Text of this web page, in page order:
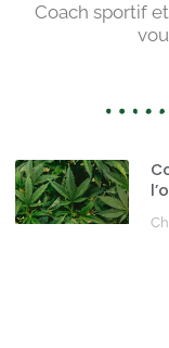
Coach sportif